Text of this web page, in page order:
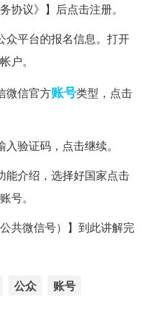
协议》】后点击注册。
众平台的报名信息。打开
户。
微信官方账号类型，点击
验证码，点击继续。
能介绍，选择好国家点击
号。
共微信号）】到此讲解完
公众 账号